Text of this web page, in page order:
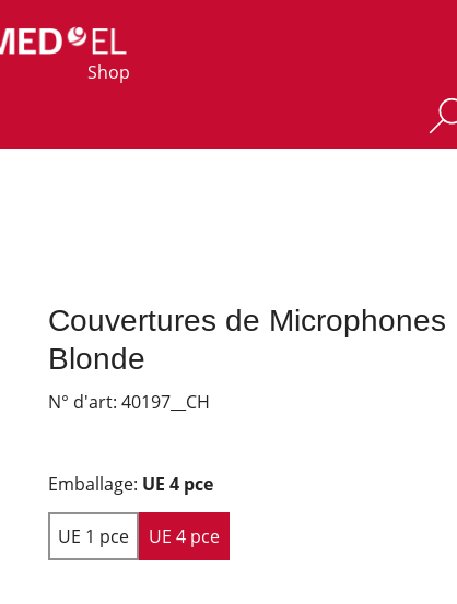
Shop
Couvertures de
Blonde
N° d'art: 40197__CH
Emballage: UE 4 pce
UE 1 pce UE 4 pce